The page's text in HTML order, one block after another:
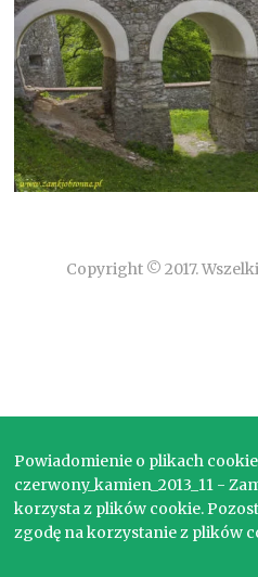
Copyright © 2017.
Powiadomienie o plikach
czerwony_kamien_2013_11 -
korzysta z plików cookie.
zgodę na korzystanie z plików